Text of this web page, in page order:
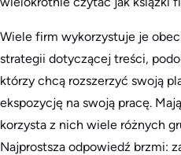
Wiele firm wykorzystuje je
strategii dotyczącej treści,
którzy chcą rozszerzyć swoją
ekspozycję na swoją pracę.
korzysta z nich wiele różnych
Najprostsza odpowiedź brzmi: